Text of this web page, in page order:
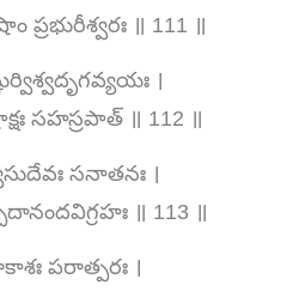
॥ 111 ॥
।
సహస్రపాత్ ॥ 112 ॥
సనాతనః ।
॥ 113 ॥
పరాత్పరః ।